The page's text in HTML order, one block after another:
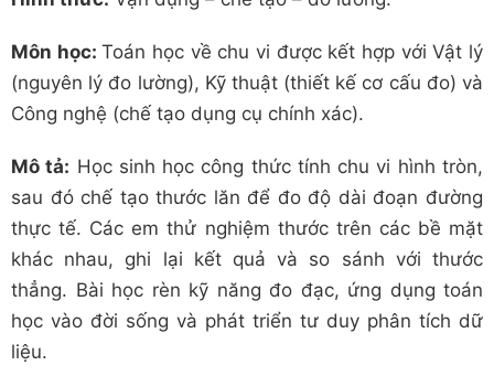
Môn học:Toán học về chu vi được kết hợp với Vật lý
(nguyên lý đo lường), Kỹ thuật (thiết kế cơ cấu đo) và
Công nghệ (chế tạo dụng cụ chính xác).
Mô tả: Học sinh học công thức tính chu vi hình tròn,
sau đó chế tạo thước lăn để đo độ dài đoạn đường
thực tế. Các em thử nghiệm thước trên các bề mặt
khác nhau, ghi lại kết quả và so sánh với thước
thẳng. Bài học rèn kỹ năng đo đạc, ứng dụng toán
học vào đời sống và phát triển tư duy phân tích dữ
liệu.